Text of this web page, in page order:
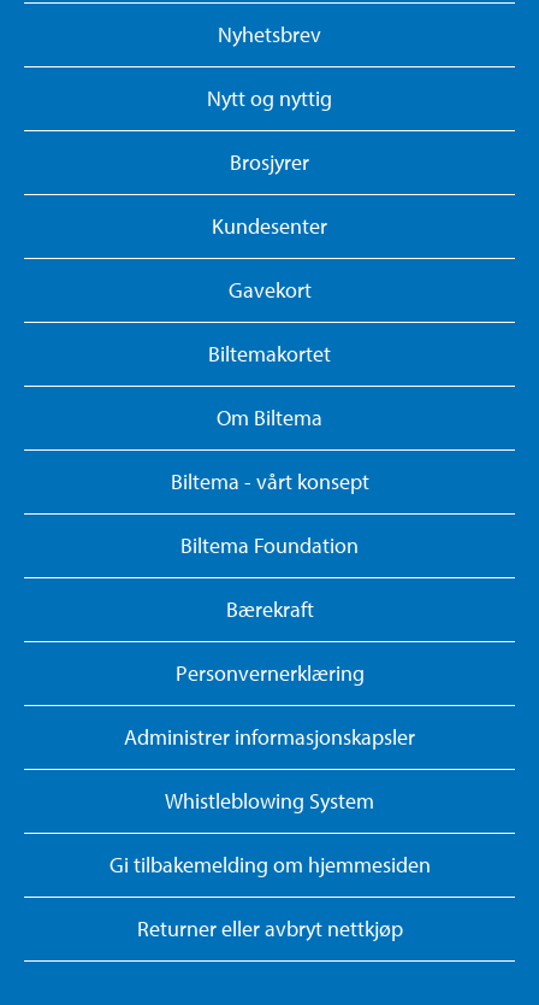
Nyhetsbrev
Nytt og nyttig
Brosjyrer
Kundesenter
Gavekort
Biltemakortet
Om Biltema
Biltema - vårt konsept
Biltema Foundation
Bærekraft
Personvernerklæring
Administrer informasjonskapsler
Whistleblowing System
Gi tilbakemelding om hjemmesiden
Returner eller avbryt nettkjøp